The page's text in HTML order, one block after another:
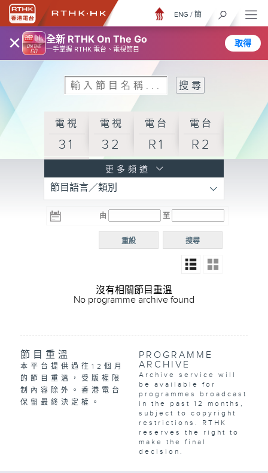
× 全新 RTHK On The Go
一手掌握 RTHK 電台、電視節目
取得
ENG / 簡
電視
31
電視
32
電台
R1
電台
R2
R3
電台 電台
R5
電台
普通
更多頻道
節目語言／類別
由 至
搜尋
重設
沒有相關節目重溫
No programme archive found
節目重溫
本平台提供過往12個月
的節目重溫，受版權限
制內容除外。香港電台
保留最終決定權。
PROGRAMME
ARCHIVE
Archive service will
be available for
programmes broadcast
in the past 12 months,
subject to copyright
restrictions. RTHK
reserves the right to
make the final
decision.